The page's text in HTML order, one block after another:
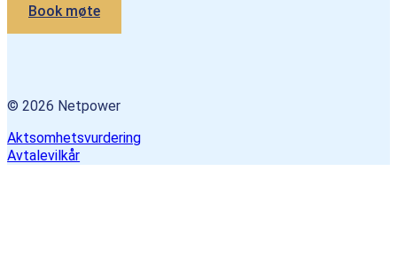
Book møte
© 2026 Netpower
Aktsomhetsvurdering
Avtalevilkår